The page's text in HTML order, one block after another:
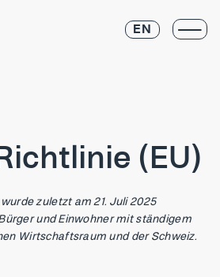
EN
(EU)
zuletzt am 21. Juli 2025
und Einwohner mit ständigem
Wirtschaftsraum und der Schweiz.